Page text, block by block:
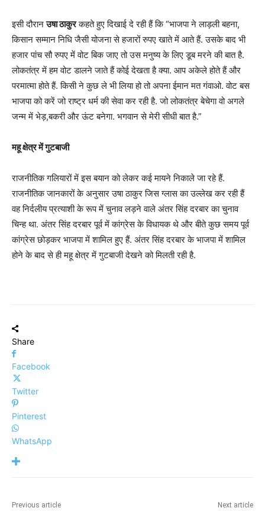
इसी दौरानउषा ठाकुरकहते हुए दिखाई दे रही हैं कि “भाजपा ने लाड़ली बहना,
किसान सम्मान निधि जैसी योजना से हजारों रुपए खाते में आते हैं. उसके बाद भी
हजार पांच सौ रुपए में वोट बिक जाए तो उस मनुष्य के लिए डूब मरने की बात है.
लोकतंत्र में हम वोट डालने जाते हैं कोई देखता है क्या. आप अकेले होते हैं और
परमात्मा होते हैं. किसी ने कुछ ले भी लिया हो तो अपना ईमान मत गंवाओ. वोट बस
भाजपा को करें जो राष्ट्र धर्म की सेवा कर रही है. जो लोकतंत्र बेचेगा वो अगले
जन्म में भेड़,बकरी और ऊंट बनेगा. भगवान से मेरी सीधी बात है.”
महू क्षेत्र में गुटबाजी
राजनीतिक गलियारों में इस बयान को लेकर कई मायने निकाले जा रहे हैं.
राजनीतिक जानकारों के अनुसार उषा ठाकुर जिस ग्लास का उल्लेख कर रही हैं
वह निर्दलीय प्रत्याशी के रूप में चुनाव लड़ने वाले अंतर सिंह दरबार का चुनाव
चिन्ह था. अंतर सिंह दरबार पूर्व में कांग्रेस के विधायक थे और बीते कुछ समय पूर्व
कांग्रेस छोड़कर भाजपा में शामिल हुए हैं. अंतर सिंह दरबार के भाजपा में शामिल
होने के बाद से ही महू क्षेत्र में गुटबाजी देखने को मिलती रही है.
Share
Facebook
Twitter
Pinterest
WhatsApp
Previous article Next article